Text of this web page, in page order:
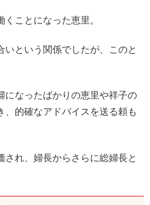
ことになった恵里。
いという関係でしたが、このと
になったばかりの恵里や祥子の
、的確なアドバイスを送る頼も
され、婦長からさらに総婦長と